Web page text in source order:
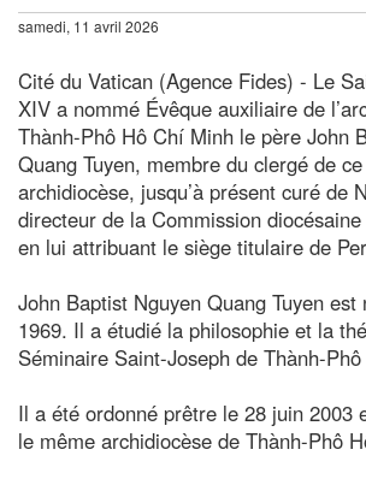
samedi, 11 avril 2026
Cité du Vatican (Agence Fides) - Le
XIV a nommé Évêque auxiliaire de
Thành-Phô Hô Chí Minh le père John
Quang Tuyen, membre du clergé de
archidiocèse, jusqu’à présent curé de
directeur de la Commission
en lui attribuant le siège titulaire de
John Baptist Nguyen Quang Tuyen est
1969. Il a étudié la philosophie et la
Séminaire Saint-Joseph de Thành-
Il a été ordonné prêtre le 28 juin 2003
le même archidiocèse de Thành-Phô